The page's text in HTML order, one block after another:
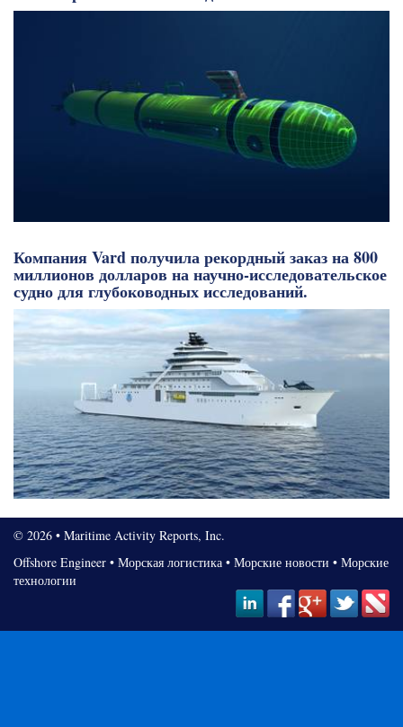
Компания Vard получила рекордный заказ на 800
миллионов долларов на научно-исследовательское
судно для глубоководных исследований.
© 2026 • Maritime Activity Reports, Inc.
Offshore Engineer • Морская логистика • Морские новости • Морские
технологии